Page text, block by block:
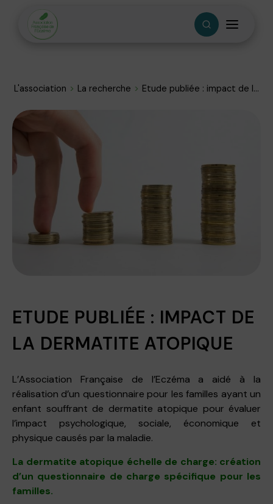
L'association La recherche Etude publiée : impact de l...
ETUDE PUBLIÉE : IMPACT DE
LA DERMATITE ATOPIQUE
L’Association Française de l’Eczéma a aidé à la
réalisation d’un questionnaire pour les familles ayant un
enfant souffrant de dermatite atopique pour évaluer
l’impact psychologique, sociale, économique et
physique causés par la maladie.
La dermatite atopique échelle de charge: création
d’un questionnaire de charge spécifique pour les
familles.